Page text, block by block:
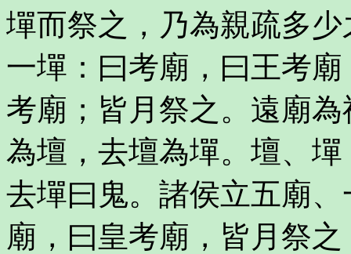
墠而祭之，乃為親疏多
一墠：曰考廟，曰王考
考廟；皆月祭之。遠廟
為壇，去壇為墠。壇、
去墠曰鬼。諸侯立五廟
廟，曰皇考廟，皆月祭